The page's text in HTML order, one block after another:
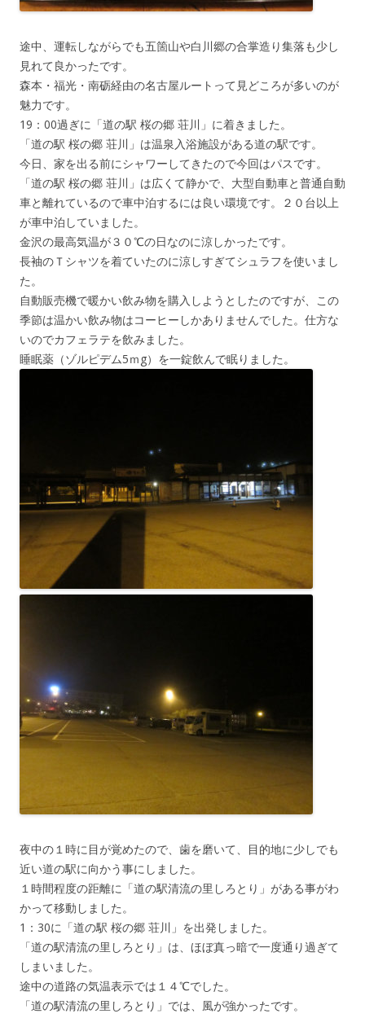
途中、運転しながらでも五箇山や白川郷の合掌造り集落も少し
見れて良かったです。
森本・福光・南砺経由の名古屋ルートって見どころが多いのが
魅力です。
19：00過ぎに「道の駅 桜の郷 荘川」に着きました。
「道の駅 桜の郷 荘川」は温泉入浴施設がある道の駅です。
今日、家を出る前にシャワーしてきたので今回はパスです。
「道の駅 桜の郷 荘川」は広くて静かで、大型自動車と普通自動
車と離れているので車中泊するには良い環境です。２０台以上
が車中泊していました。
金沢の最高気温が３０℃の日なのに涼しかったです。
長袖のＴシャツを着ていたのに涼しすぎてシュラフを使いまし
た。
自動販売機で暖かい飲み物を購入しようとしたのですが、この
季節は温かい飲み物はコーヒーしかありませんでした。仕方な
いのでカフェラテを飲みました。
睡眠薬（ゾルピデム5ｍg）を一錠飲んで眠りました。
夜中の１時に目が覚めたので、歯を磨いて、目的地に少しでも
近い道の駅に向かう事にしました。
１時間程度の距離に「道の駅清流の里しろとり」がある事がわ
かって移動しました。
1：30に「道の駅 桜の郷 荘川」を出発しました。
「道の駅清流の里しろとり」は、ほぼ真っ暗で一度通り過ぎて
しまいました。
途中の道路の気温表示では１４℃でした。
「道の駅清流の里しろとり」では、風が強かったです。